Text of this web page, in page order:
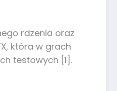
rdzenia oraz
która w grach
testowych [1].